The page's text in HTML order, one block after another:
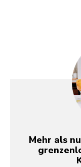
Mehr als